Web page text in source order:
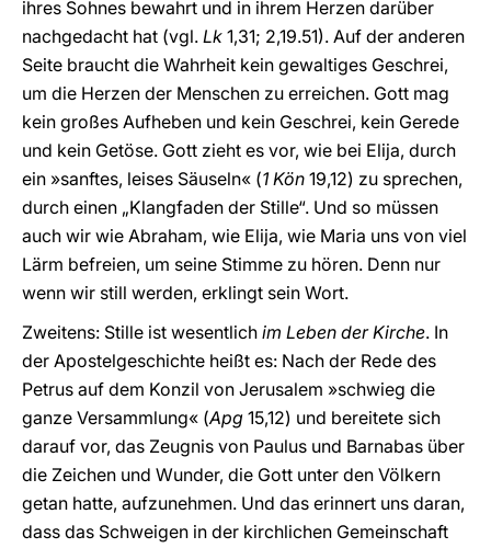
ihres Sohnes bewahrt und in ihrem Herzen darüber
nachgedacht hat (vgl. Lk 1,31; 2,19.51). Auf der anderen
Seite braucht die Wahrheit kein gewaltiges Geschrei,
um die Herzen der Menschen zu erreichen. Gott mag
kein großes Aufheben und kein Geschrei, kein Gerede
und kein Getöse. Gott zieht es vor, wie bei Elija, durch
ein »sanftes, leises Säuseln« (1 Kön 19,12) zu sprechen,
durch einen „Klangfaden der Stille“. Und so müssen
auch wir wie Abraham, wie Elija, wie Maria uns von viel
Lärm befreien, um seine Stimme zu hören. Denn nur
wenn wir still werden, erklingt sein Wort.
Zweitens: Stille ist wesentlich im Leben der Kirche. In
der Apostelgeschichte heißt es: Nach der Rede des
Petrus auf dem Konzil von Jerusalem »schwieg die
ganze Versammlung« (Apg 15,12) und bereitete sich
darauf vor, das Zeugnis von Paulus und Barnabas über
die Zeichen und Wunder, die Gott unter den Völkern
getan hatte, aufzunehmen. Und das erinnert uns daran,
dass das Schweigen in der kirchlichen Gemeinschaft